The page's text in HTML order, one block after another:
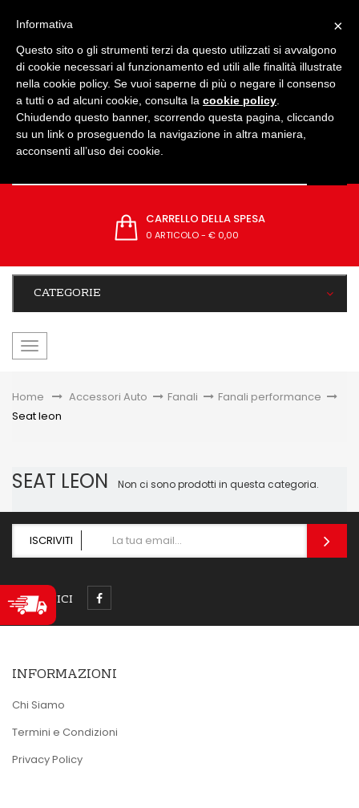
CARRELLO DELLA SPESA
0 ARTICOLO- € 0,00
CATEGORIE
navigazione
Home &gt;Accessori Auto > Fanali > Fanali performance >
Seat leon
SEAT LEON Non ci sono prodotti in questa categoria.
ISCRIVITI
SEGUICI
INFORMAZIONI
Chi Siamo
Termini e Condizioni
Privacy Policy
×
Informativa
Questo sito o gli strumenti terzi da questo utilizzati si avvalgono
di cookie necessari al funzionamento ed utili alle finalità illustrate
nella cookie policy. Se vuoi saperne di più o negare il consenso
a tutti o ad alcuni cookie, consulta la cookie policy
Chiudendo questo banner, scorrendo questa pagina, cliccando
su un link o proseguendo la navigazione in altra maniera,
acconsenti all’uso dei cookie.